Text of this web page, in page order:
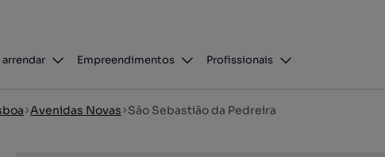
arrendar Empreendimentos Profissionais
Avenidas Novas São Sebastião da Pedreira